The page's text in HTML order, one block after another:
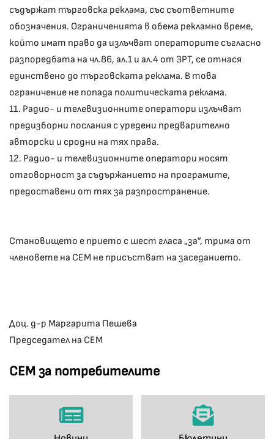
СЕМ за потребителите
съдържат търговска реклама, със съответните
обозначения. Ограниченията в обема рекламно време,
който имат право да излъчват операторите съгласно
разпоредбата на чл.86, ал.1 и ал.4 от ЗРТ, се отнася
единствено до търговската реклама. В това
ограничение не попада политическата реклама.
11. Радио- и телевизионните оператори излъчват
предизборни послания с уредени предварително
авторски и сродни на тях права.
12. Радио- и телевизионните оператори носят
отговорност за съдържанието на програмите,
предоставени от тях за разпространение.
Становището е прието с шест гласа „за”, трима от
членовете на СЕМ не присъстват на заседанието.
Доц. д-р Маргарита Пешева
Председател на СЕМ